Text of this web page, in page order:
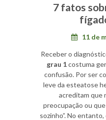
7 fatos
11 de
Receber o
grau 1costuma
confusão. Por ser
leve da esteatose
acreditam que
preocupação ou
sozinho”. No